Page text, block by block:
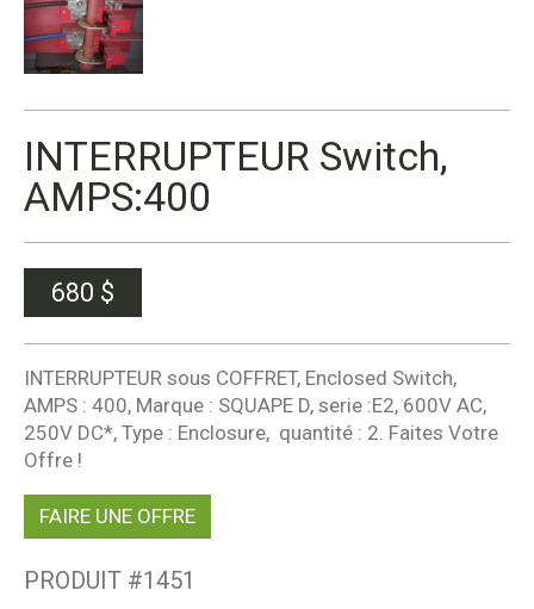
INTERRUPTEUR Switch,
AMPS:400
680 $
INTERRUPTEUR sous COFFRET, Enclosed Switch,
AMPS : 400, Marque : SQUAPE D, serie :E2, 600V AC,
250V DC*, Type : Enclosure, quantité : 2. Faites Votre
Offre !
FAIRE UNE OFFRE
PRODUIT #1451